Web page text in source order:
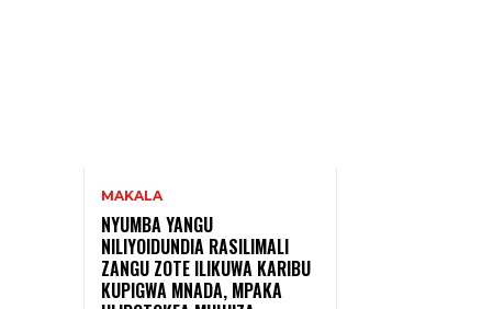
MAKALA
NYUMBA YANGU
NILIYOIDUNDIA RASILIMALI
ZANGU ZOTE ILIKUWA KARIBU
KUPIGWA MNADA, MPAKA